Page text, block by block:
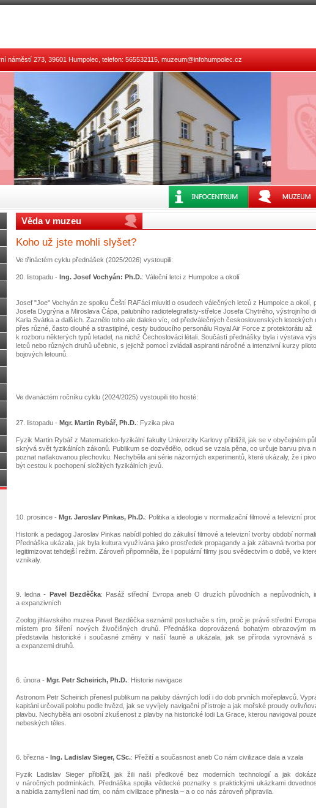
náměstí 273, 39601 Humpolec, telefon: 565532115, muzeum@infohumpolec.cz
Věda v muzeu
Koho už jste mohli slyšet?
Ve třináctém cyklu přednášek (2025/2026) vystoupili:
20. listopadu - Ing. Josef Vochyán: Ph.D.: Váleční letci z Humpolce a okolí
Josef "Joe" Vochyán ze spolku Čeští RAFáci mluvitl o osudech válečných letců z Humpolce a okolí,
Josefa Dygrýna a Miroslava Čápa, palubního radiotelegrafisty-střelce Josefa Chytrého, výstrojního
Karla Svátka a dalších. Zaznělo toho ale daleko víc, od předválečných československých leteckých
přes různé, často dlouhé a strastiplné, cesty budoucího personálu Royal Air Force z protektorátu až
k rozboru některých typů letadel, na nichž Čechoslováci létali. Součástí přednášky byla i výstava
letců nebo různých druhů učebnic, s jejichž pomocí zvládali aspiranti náročné a intenzivní kurzy
bojových letounů.
Ve dvanáctém ročníku cyklu (2024/2025) vystoupili tito hosté:
27. listopadu - Mgr. Martin Rybář, Ph.D.: Fyzika piva
Fyzik Martin Rybář z Matematicko-fyzikální fakulty Univerzity Karlovy přiblížil, jak se v obyčejném
skrývá svět fyzikálních zákonů. Publikum se dozvědělo, odkud se vzala pěna, co určuje barvu piva
poznat natlakovanou plechovku. Nechyběla ani série názorných experimentů, které ukázaly, že i
být cestou k pochopení složitých fyzikálních jevů.
10. prosince - Mgr. Jaroslav Pinkas, Ph.D.: Politika a ideologie v normalizační filmové a televizní
Historik a pedagog Jaroslav Pinkas nabídl pohled do zákulisí filmové a televizní tvorby období
Přednáška ukázala, jak byla kultura využívána jako prostředek propagandy a jak zábavná tvorba
legitimizovat tehdejší režim. Zároveň připomněla, že i populární filmy jsou svědectvím o době, ve
vznikaly.
9. ledna - Pavel Bezděčka: Pasáž střední Evropa aneb O druzích původních a nepůvodních,
a expanzivních
Zoolog jihlavského muzea Pavel Bezděčka seznámil posluchače s tím, proč je právě střední
místem pro šíření nových živočišných druhů. Přednáška doprovázená bohatým obrazovým
představila historické i současné změny v naší fauně a ukázala, jak se příroda vyrovnává s
a expanzemi druhů.
6. února - Mgr. Petr Scheirich, Ph.D.: Historie navigace
Astronom Petr Scheirich přenesl publikum na paluby dávných lodí i do dob prvních mořeplavců.
kapitáni určovali polohu podle hvězd, jak se vyvíjely navigační přístroje a jak mořské proudy
plavbu. Nechyběla ani osobní zkušenost z plavby na historické lodi La Grace, kterou navigoval
nebeských těles.
6. března - Ing. Ladislav Sieger, CSc.: Přežití a současnost aneb Co nám civilizace dala a vzala
Fyzik Ladislav Sieger přiblížil, jak žili naši předkové bez moderních technologií a jak
v náročných podmínkách. Přednáška spojila vědecké poznatky s praktickými ukázkami
a nabídla zamyšlení nad tím, co nám civilizace přinesla – a o co nás zároveň připravila.